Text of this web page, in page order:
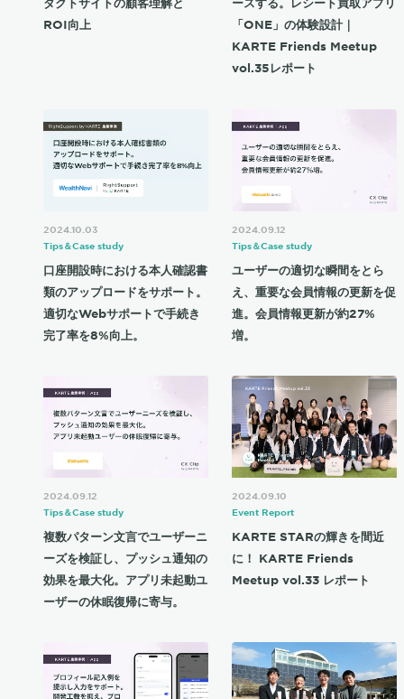
ダクトサイトの顧客理解と
ROI向上
ースする。レシート買取アプリ
「ONE」の体験設計｜
KARTE Friends Meetup
vol.35レポート
2024.10.03
Tips＆Case study
口座開設時における本人確認書
類のアップロードをサポート。
適切なWebサポートで手続き
完了率を8%向上。
2024.09.12
Tips＆Case study
ユーザーの適切な瞬間をとら
え、重要な会員情報の更新を促
進。会員情報更新が約27%
増。
2024.09.12
Tips＆Case study
複数パターン文言でユーザーニ
ーズを検証し、プッシュ通知の
効果を最大化。アプリ未起動ユ
ーザーの休眠復帰に寄与。
2024.09.10
Event Report
KARTE STARの輝きを間近
に！ KARTE Friends
Meetup vol.33 レポート